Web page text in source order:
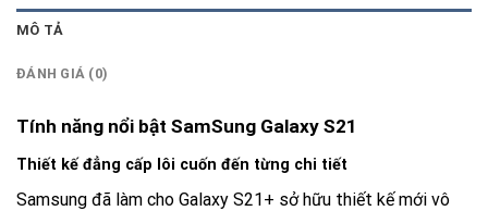
MÔ TẢ
ĐÁNH GIÁ (0)
Tính năng nổi bật SamSung Galaxy S21
Thiết kế đẳng cấp lôi cuốn đến từng chi tiết
Samsung đã làm cho Galaxy S21+ sở hữu thiết kế mới vô